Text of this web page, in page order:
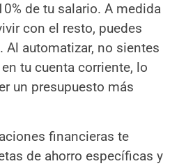
de tu salario. A medida
con el resto, puedes
Al automatizar, no sientes
tu cuenta corriente, lo
un presupuesto más
financieras te
de ahorro específicas y